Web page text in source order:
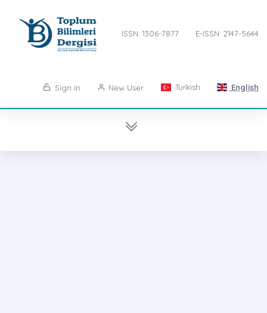
ISSN: 1306-7877 E-ISSN: 2147-5644
Sign in New User Turkish English